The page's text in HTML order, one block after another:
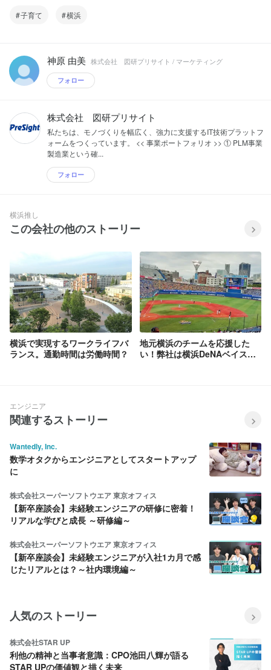
子育て 横浜
神原 由美 株式会社 図研プリサイト / マーケティング
フォロー
株式会社 図研プリサイト
私たちは、モノづくりを幅広く、強力に支援するIT技術プラットフ
ォームをつくっています。 << 事業ポートフォリオ >> ① PLM事業
製造業という確...
フォロー
横浜推し
この会社の他のストーリー
横浜で実現するワークライフバ
ランス。通勤時間は労働時間？
地元横浜のチームを応援した
い！弊社は横浜DeNAベイスタ
エンジニア
関連するストーリー
Wantedly, Inc.
数学オタクからエンジニアとしてスタートアップ
に
株式会社スーパーソフトウエア 東京オフィス
【新卒座談会】未経験エンジニアの研修に密着！
リアルな学びと成長 ～研修編～
株式会社スーパーソフトウエア 東京オフィス
【新卒座談会】未経験エンジニアが入社1カ月で感
じたリアルとは？～社内環境編～
人気のストーリー
株式会社STAR UP
利他の精神と当事者意識：CPO池田八輝が語る
STAR UPの価値観と描く未来